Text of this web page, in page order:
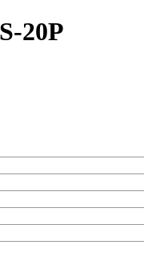
20P